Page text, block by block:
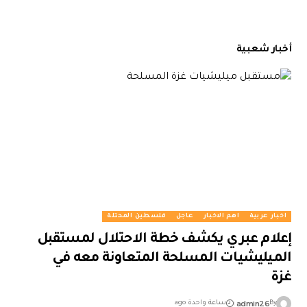
أخبار شعبية
اخبار عربية اهم الاخبار عاجل فلسطين المحتلة
إعلام عبري يكشف خطة الاحتلال لمستقبل
الميليشيات المسلحة المتعاونة معه في
غزة
By
admin26 ساعة واحدة ago